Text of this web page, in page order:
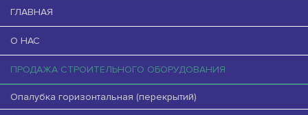
ГЛАВНАЯ
О НАС
ПРОДАЖА СТРОИТЕЛЬНОГО ОБОРУДОВАНИЯ
Опалубка горизонтальная (перекрытий)